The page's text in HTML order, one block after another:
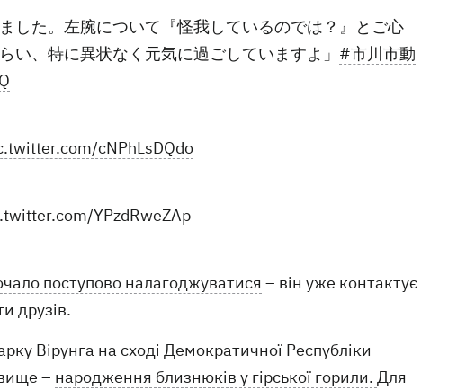
した。左腕について『怪我しているのでは？』とご心
、特に異状なく元気に過ごしていますよ」 #市川市動
cNPhLsDQdo
YPzdRweZAp
поступово налагоджуватися – він уже контактує
друзів.
Вірунга на сході Демократичної Республіки
– народження близнюків у гірської горили. Для